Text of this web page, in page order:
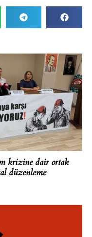
krizine dair ortak
düzenleme